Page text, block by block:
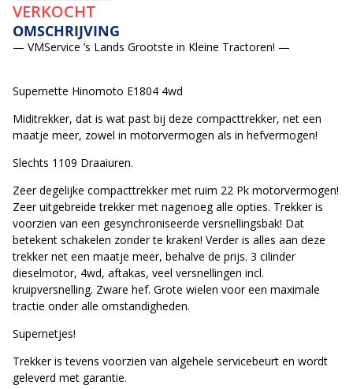
VERKOCHT
OMSCHRIJVING
— VMService ’s Lands Grootste in Kleine Tractoren! —
Supernette Hinomoto E1804 4wd
Miditrekker, dat is wat past bij deze compacttrekker, net een
maatje meer, zowel in motorvermogen als in hefvermogen!
Slechts 1109 Draaiuren.
Zeer degelijke compacttrekker met ruim 22 Pk motorvermogen!
Zeer uitgebreide trekker met nagenoeg alle opties. Trekker is
voorzien van een gesynchroniseerde versnellingsbak! Dat
betekent schakelen zonder te kraken! Verder is alles aan deze
trekker net een maatje meer, behalve de prijs. 3 cilinder
dieselmotor, 4wd, aftakas, veel versnellingen incl.
kruipversnelling. Zware hef. Grote wielen voor een maximale
tractie onder alle omstandigheden.
Supernetjes!
Trekker is tevens voorzien van algehele servicebeurt en wordt
geleverd met garantie.